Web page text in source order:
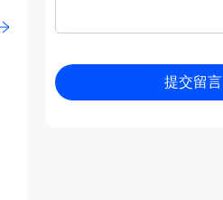
提交留言